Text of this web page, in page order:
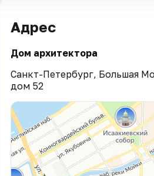
Адрес
Дом архитектора
Санкт-Петербург, Большая
дом 52